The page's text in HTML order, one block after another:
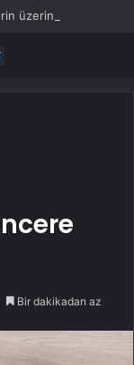
Bir dakikadan az